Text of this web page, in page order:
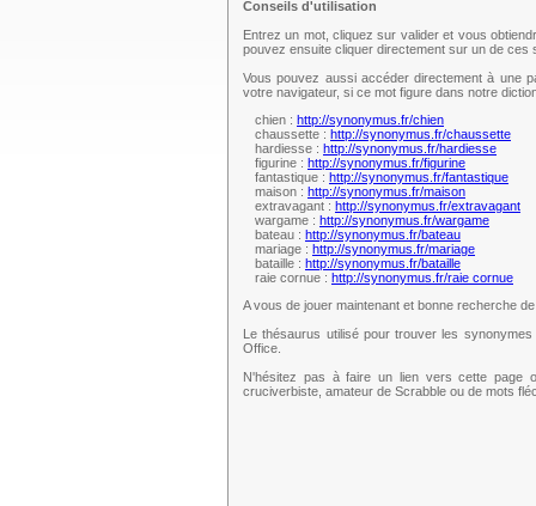
Conseils d'utilisation
Entrez un mot, cliquez sur valider et vous
pouvez ensuite cliquer directement sur un de
Vous pouvez aussi accéder directement à une
votre navigateur, si ce mot figure dans notre
chien : http://synonymus.fr/chien
chaussette : http://synonymus.fr/chaussette
hardiesse : http://synonymus.fr/hardiesse
figurine : http://synonymus.fr/figurine
fantastique : http://synonymus.fr/fantastique
maison : http://synonymus.fr/maison
extravagant : http://synonymus.fr/extravagant
wargame : http://synonymus.fr/wargame
bateau : http://synonymus.fr/bateau
mariage : http://synonymus.fr/mariage
bataille : http://synonymus.fr/bataille
raie cornue : http://synonymus.fr/raie cornue
A vous de jouer maintenant et bonne recherche
Le thésaurus utilisé pour trouver les
Office.
N'hésitez pas à faire un lien vers cette
cruciverbiste, amateur de Scrabble ou de mots